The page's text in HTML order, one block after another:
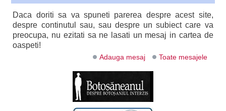
Daca doriti sa va spuneti parerea despre acest site,
despre continutul sau, sau despre un subiect care va
preocupa, nu ezitati sa ne lasati un mesaj in cartea de
oaspeti!
Adauga mesaj Toate mesajele